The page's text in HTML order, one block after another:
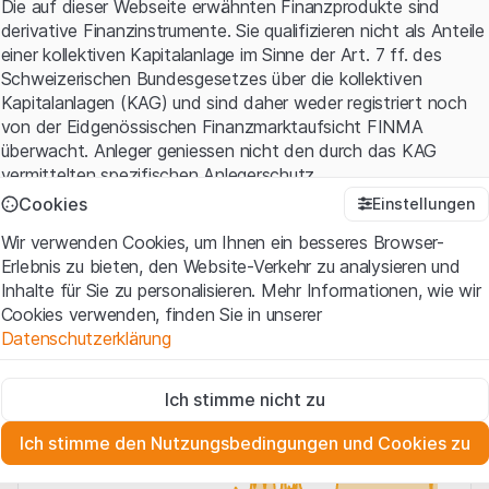
ausgelieferter Industrieroboter.
Tracker-Zertifikat auf den Swissquote
Robotics & Artificial Intelligence Index
Entwicklung
CH0467720428
Die auf dieser Webseite erwähnten Finanzprodukte sind
derivative Finanzinstrumente. Sie qualifizieren nicht als Anteile
einer kollektiven Kapitalanlage im Sinne der Art. 7 ff. des
Schweizerischen Bundesgesetzes über die kollektiven
Kapitalanlagen (KAG) und sind daher weder registriert noch
von der Eidgenössischen Finanzmarktaufsicht FINMA
überwacht. Anleger geniessen nicht den durch das KAG
vermittelten spezifischen Anlegerschutz.
Mit dem Zugriff auf diese Website der Leonteq Securities AG
(die "Website") erklären Sie, dass Sie die rechtlichen
Informationen und die wichtigen Hinweise und
Nutzungsbedingungenverstanden haben und akzeptieren.
Wenn Sie mit den Nutzungsbedingungen nicht einverstanden
Sämtliche Immaterialgüterrechte (wie z.B. Urheber¬, Design¬
und Markenrechte) an dem auf der Website enthaltenen
Cookies Einstellungen
Wir verwenden Cookies, um Ihnen ein besseres Browser-
Erlebnis zu bieten, den Website-Verkehr zu analysieren und
Inhalte für Sie zu personalisieren. Mehr Informationen, wie wir
Cookies verwenden, finden Sie in unserer
Datenschutzerklärung
Diese Cookies sind für die Website erforderlich und können nicht
deaktiviert werden.
Zu Analysezwecken
Diese Cookies verfolgen die Interaktionen der Website-
Ich stimme nicht zu
Ich stimme den Nutzungsbedingungen und Cookies zu